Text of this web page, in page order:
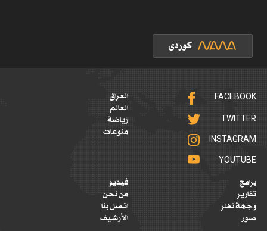
FACEBOOK
TWITTER
INSTAGRAM
YOUTUBE
العراق
العالم
رياضة
منوعات
برامج
تقارير
وجهة نظر
صور
فيديو
من نحن
اتصل بنا
الأرشيف